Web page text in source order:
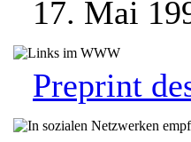
17. Mai
Preprint